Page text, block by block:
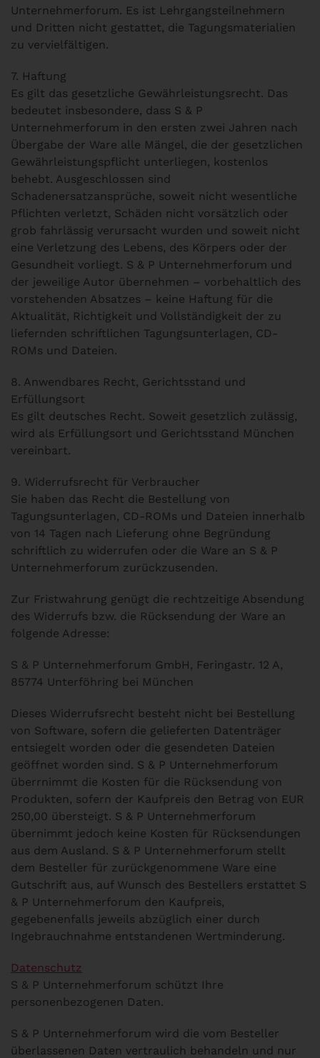
Unternehmerforum. Es ist Lehrgangsteilnehmern
und Dritten nicht gestattet, die Tagungsmaterialien
zu vervielfältigen.
7. Haftung
Es gilt das gesetzliche Gewährleistungsrecht. Das
bedeutet insbesondere, dass S & P
Unternehmerforum in den ersten zwei Jahren nach
Übergabe der Ware alle Mängel, die der gesetzlichen
Gewährleistungspflicht unterliegen, kostenlos
behebt. Ausgeschlossen sind
Schadenersatzansprüche, soweit nicht wesentliche
Pflichten verletzt, Schäden nicht vorsätzlich oder
grob fahrlässig verursacht wurden und soweit nicht
eine Verletzung des Lebens, des Körpers oder der
Gesundheit vorliegt. S & P Unternehmerforum und
der jeweilige Autor übernehmen – vorbehaltlich des
vorstehenden Absatzes – keine Haftung für die
Aktualität, Richtigkeit und Vollständigkeit der zu
liefernden schriftlichen Tagungsunterlagen, CD-
ROMs und Dateien.
8. Anwendbares Recht, Gerichtsstand und
Erfüllungsort
Es gilt deutsches Recht. Soweit gesetzlich zulässig,
wird als Erfüllungsort und Gerichtsstand München
vereinbart.
9. Widerrufsrecht für Verbraucher
Sie haben das Recht die Bestellung von
Tagungsunterlagen, CD-ROMs und Dateien innerhalb
von 14 Tagen nach Lieferung ohne Begründung
schriftlich zu widerrufen oder die Ware an S & P
Unternehmerforum zurückzusenden.
Zur Fristwahrung genügt die rechtzeitige Absendung
des Widerrufs bzw. die Rücksendung der Ware an
folgende Adresse:
S & P Unternehmerforum GmbH, Feringastr. 12 A,
85774 Unterföhring bei München
Dieses Widerrufsrecht besteht nicht bei Bestellung
von Software, sofern die gelieferten Datenträger
entsiegelt worden oder die gesendeten Dateien
geöffnet worden sind. S & P Unternehmerforum
überrnimmt die Kosten für die Rücksendung von
Produkten, sofern der Kaufpreis den Betrag von EUR
250,00 übersteigt. S & P Unternehmerforum
übernimmt jedoch keine Kosten für Rücksendungen
aus dem Ausland. S & P Unternehmerforum stellt
dem Besteller für zurückgenommene Ware eine
Gutschrift aus, auf Wunsch des Bestellers erstattet S
& P Unternehmerforum den Kaufpreis,
gegebenenfalls jeweils abzüglich einer durch
Ingebrauchnahme entstandenen Wertminderung.
Datenschutz
S & P Unternehmerforum schützt Ihre
personenbezogenen Daten.
S & P Unternehmerforum wird die vom Besteller
überlassenen Daten vertraulich behandeln und nur